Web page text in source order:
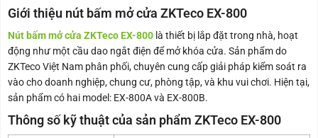
Giới thiệu nút bấm mở cửa ZKTeco EX-800
Nút bấm mở cửa ZKTeco EX-800 là thiết bị lắp đặt trong nhà, hoạt
động như một cầu dao ngắt điện để mở khóa cửa. Sản phẩm do
ZKTeco Việt Nam phân phối, chuyên cung cấp giải pháp kiểm soát ra
vào cho doanh nghiệp, chung cư, phòng tập, và khu vui chơi. Hiện tại,
sản phẩm có hai model: EX-800A và EX-800B.
Thông số kỹ thuật của sản phẩm ZKTeco EX-800